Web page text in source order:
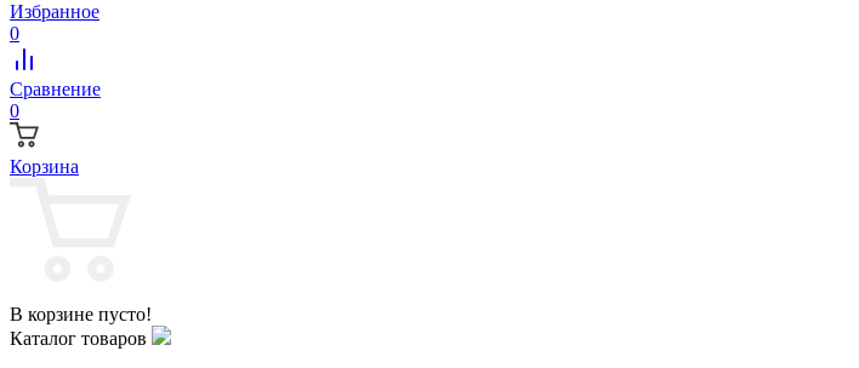
Избранное
0
Сравнение
0
Корзина
В корзине пусто!
Каталог товаров